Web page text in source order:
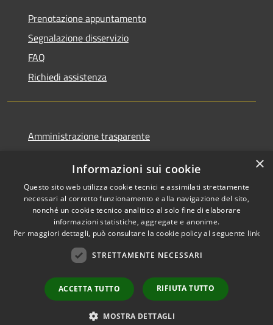
Prenotazione appuntamento
Segnalazione disservizio
FAQ
Richiedi assistenza
Amministrazione trasparente
Dichiarazione di accessibilità
Copyright © 2026 • Comune di
Municipium•
Accesso
redazione
×
Informazioni sui cookie
Questo sito web utilizza cookie tecnici e assimilati strettamente
necessari al corretto funzionamento e alla navigazione del sito,
nonché un cookie tecnico analitico al solo fine di elaborare
informazioni statistiche, aggregate e anonime.
Per maggiori dettagli, può consultare la cookie policy al seguente link
STRETTAMENTE NECESSARI
ACCETTA TUTTO RIFIUTA TUTTO
MOSTRA DETTAGLI